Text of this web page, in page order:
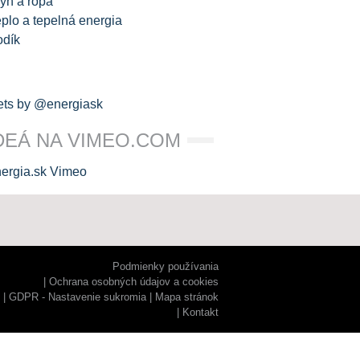
a tepelná energia
by @energiask
NA VIMEO.COM
Podmienky používania
Ochrana osobných údajov a cookies
GDPR - Nastavenie sukromia
Mapa stránok
Kontakt